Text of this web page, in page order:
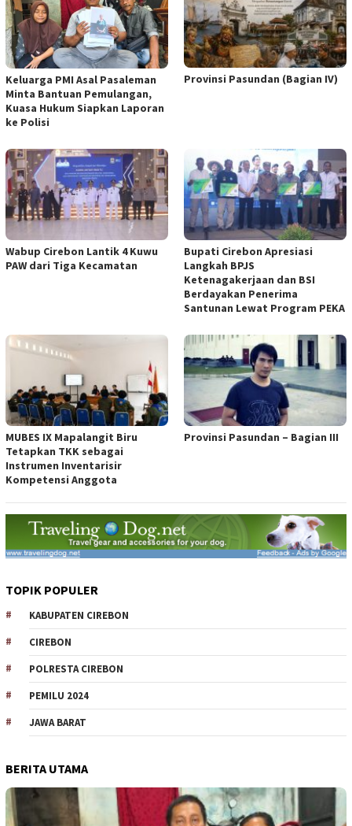
Keluarga PMI Asal Pasaleman
Minta Bantuan Pemulangan,
Kuasa Hukum Siapkan Laporan
ke Polisi
Provinsi Pasundan (Bagian IV)
Wabup Cirebon Lantik 4 Kuwu
PAW dari Tiga Kecamatan
Bupati Cirebon Apresiasi
Langkah BPJS
Ketenagakerjaan dan BSI
Berdayakan Penerima
Santunan Lewat Program PEKA
MUBES IX Mapalangit Biru
Tetapkan TKK sebagai
Instrumen Inventarisir
Kompetensi Anggota
Provinsi Pasundan – Bagian III
TOPIK POPULER
KABUPATEN CIREBON
CIREBON
POLRESTA CIREBON
PEMILU 2024
JAWA BARAT
BERITA UTAMA